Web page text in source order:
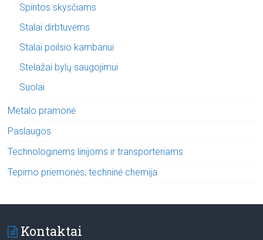
Spintos skysčiams
Stalai dirbtuvėms
Stalai poilsio kambariui
Stelažai bylų saugojimui
Suolai
Metalo pramonė
Paslaugos
Technologinėms linijoms ir transporteriams
Tepimo priemonės, techninė chemija
Kontaktai